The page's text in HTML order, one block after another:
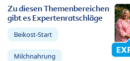
Zu diesen Themenbereichen
gibt es Expertenratschläge
Beikost-Start
Milchnahrung